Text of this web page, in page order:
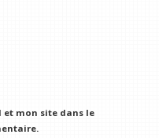
et mon site dans le